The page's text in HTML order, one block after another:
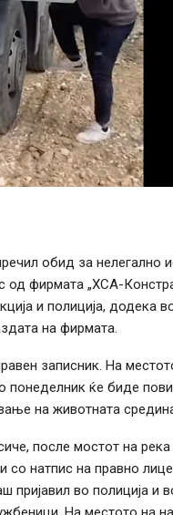
обид за нелегално
фирмата „ХСА-
и полиција, додека
на фирмата.
записник. На
ќе биде
на животната
после мостот на
натпис на правно
пријавил во полиција и